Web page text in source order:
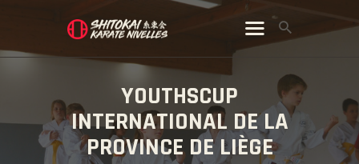
YOUTHSCUP
INTERNATIONAL DE LA
PROVINCE DE LIÈGE